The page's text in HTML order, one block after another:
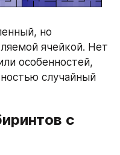
но
ячейкой. Нет
особенностей,
случайный
с